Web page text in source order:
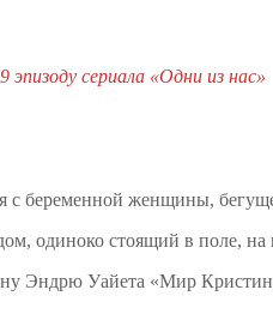
сериала «Одни из нас»
с беременной женщины,
одиноко стоящий в поле,
Эндрю Уайета «Мир